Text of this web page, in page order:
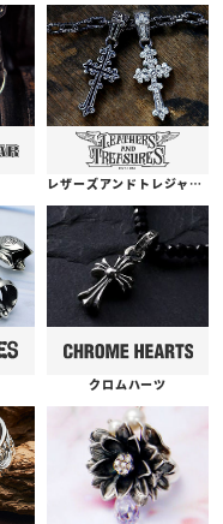
レザーズアンドトレジャーズ
クロムハーツ